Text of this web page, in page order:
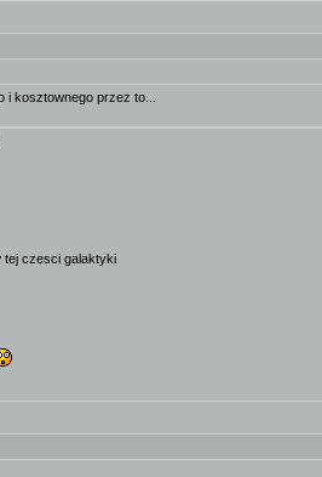
kosztownego przez to...
tej czesci galaktyki